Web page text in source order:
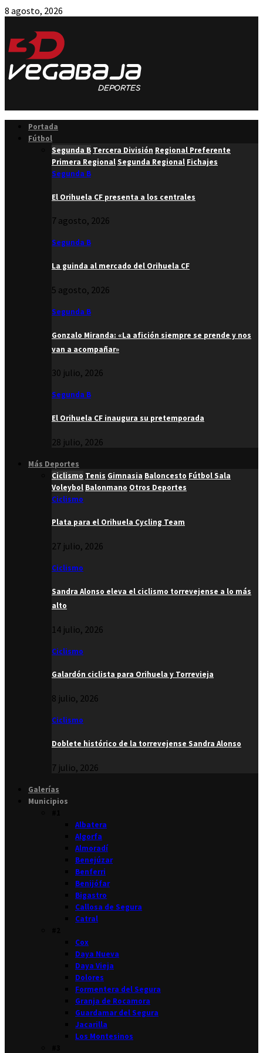
8 agosto, 2026
Portada
Fútbol
Segunda B Tercera División Regional Preferente
Primera RegionalSegunda Regional Fichajes
Segunda B
El Orihuela CF presenta a los centrales
7 agosto, 2026
Segunda B
La guinda al mercado del Orihuela CF
5 agosto, 2026
Segunda B
Gonzalo Miranda: «La afición siempre se prende y nos
van a acompañar»
30 julio, 2026
Segunda B
El Orihuela CF inaugura su pretemporada
28 julio, 2026
Más Deportes
Ciclismo Tenis Gimnasia Baloncesto Fútbol Sala
Voleybol Balonmano Otros Deportes
Ciclismo
Plata para el Orihuela Cycling Team
27 julio, 2026
Ciclismo
Sandra Alonso eleva el ciclismo torrevejense a lo más
alto
14 julio, 2026
Ciclismo
Galardón ciclista para Orihuela y Torrevieja
8 julio, 2026
Ciclismo
Doblete histórico de la torrevejense Sandra Alonso
7 julio, 2026
Galerías
Municipios
Albatera
Algorfa
Almoradí
Benejúzar
Benferri
Benijófar
Bigastro
Callosa de Segura
Catral
Cox
Daya Nueva
Daya Vieja
Dolores
Formentera del Segura
Granja de Rocamora
Guardamar del Segura
Jacarilla
Los Montesinos